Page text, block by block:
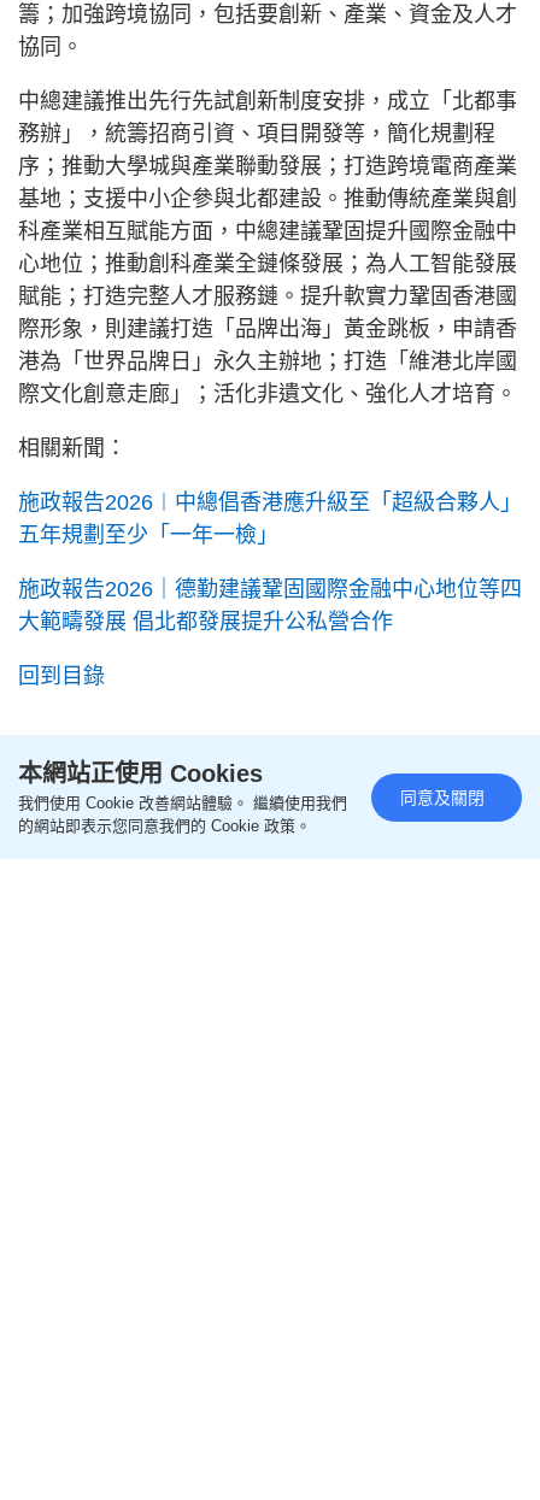
籌；加強跨境協同，包括要創新、產業、資金及人才
協同。
中總建議推出先行先試創新制度安排，成立「北都事
務辦」，統籌招商引資、項目開發等，簡化規劃程
序；推動大學城與產業聯動發展；打造跨境電商產業
基地；支援中小企參與北都建設。推動傳統產業與創
科產業相互賦能方面，中總建議鞏固提升國際金融中
心地位；推動創科產業全鏈條發展；為人工智能發展
賦能；打造完整人才服務鏈。提升軟實力鞏固香港國
際形象，則建議打造「品牌出海」黃金跳板，申請香
港為「世界品牌日」永久主辦地；打造「維港北岸國
際文化創意走廊」；活化非遺文化、強化人才培育。
相關新聞：
施政報告2026︱中總倡香港應升級至「超級合夥人」
五年規劃至少「一年一檢」
施政報告2026｜德勤建議鞏固國際金融中心地位等四
大範疇發展 倡北都發展提升公私營合作
回到目錄
本網站正使用 Cookies
我們使用 Cookie 改善網站體驗。 繼續使用我們
的網站即表示您同意我們的 Cookie 政策。
同意及關閉